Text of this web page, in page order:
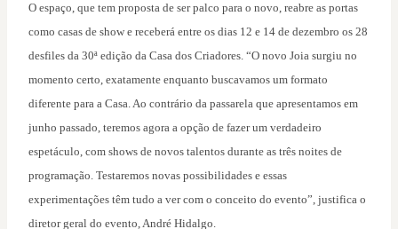
O espaço, que tem proposta de ser palco para o novo, reabre as portas
como casas de show e receberá entre os dias 12 e 14 de dezembro os 28
desfiles da 30ª edição da Casa dos Criadores. “O novo Joia surgiu no
momento certo, exatamente enquanto buscavamos um formato
diferente para a Casa. Ao contrário da passarela que apresentamos em
junho passado, teremos agora a opção de fazer um verdadeiro
espetáculo, com shows de novos talentos durante as três noites de
programação. Testaremos novas possibilidades e essas
experimentações têm tudo a ver com o conceito do evento”, justifica o
diretor geral do evento, André Hidalgo.